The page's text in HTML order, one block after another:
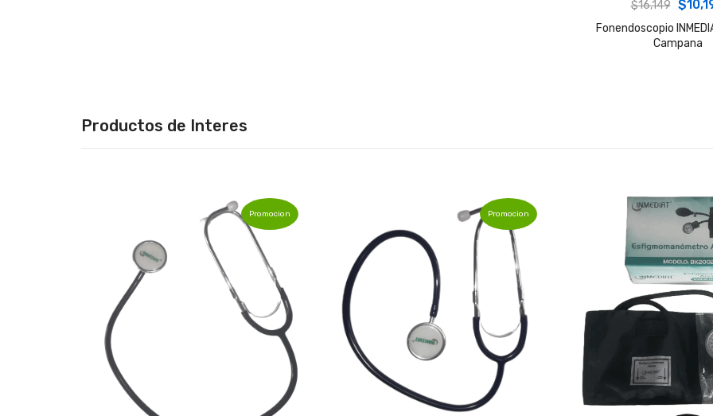
$16,149
price
was:
$
Fonendoscopio
Campana
Productos de Interes
Promocion Promocion